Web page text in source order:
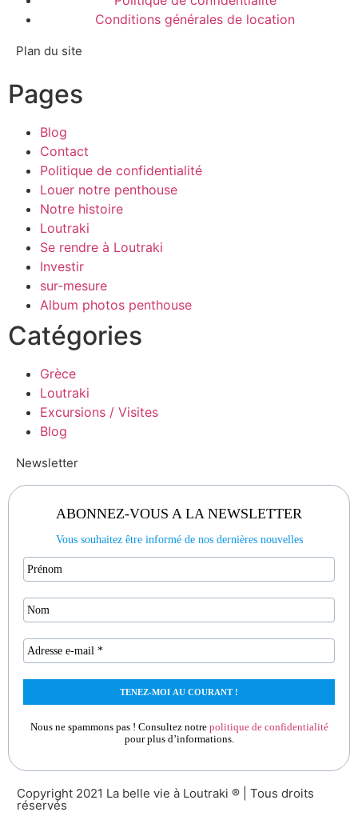
Conditions générales de location
Plan du site
Pages
Blog
Contact
Politique de confidentialité
Louer notre penthouse
Notre histoire
Loutraki
Se rendre à Loutraki
Investir
sur-mesure
Album photos penthouse
Catégories
Grèce
Loutraki
Excursions / Visites
Blog
Newsletter
ABONNEZ-VOUS A LA NEWSLETTER
Vous souhaitez être informé de nos dernières nouvelles
Nous ne spammons pas ! Consultez notre politique de confidentialité
pour plus d’informations.
Copyright 2021 La belle vie à Loutraki ® | Tous droits
réservés